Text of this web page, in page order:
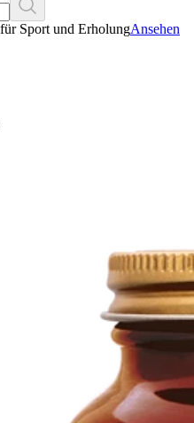
Sport und ErholungAnsehen